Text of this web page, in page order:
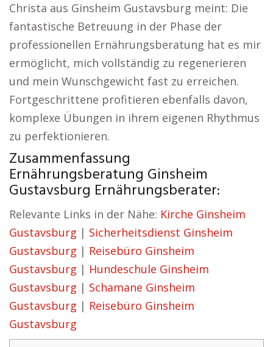
Christa aus Ginsheim Gustavsburg meint: Die
fantastische Betreuung in der Phase der
professionellen Ernährungsberatung hat es mir
ermöglicht, mich vollständig zu regenerieren
und mein Wunschgewicht fast zu erreichen.
Fortgeschrittene profitieren ebenfalls davon,
komplexe Übungen in ihrem eigenen Rhythmus
zu perfektionieren.
Zusammenfassung
Ernährungsberatung Ginsheim
Gustavsburg Ernährungsberater:
Relevante Links in der Nähe: Kirche Ginsheim
Gustavsburg | Sicherheitsdienst Ginsheim
Gustavsburg | Reisebüro Ginsheim
Gustavsburg | Hundeschule Ginsheim
Gustavsburg | Schamane Ginsheim
Gustavsburg | Reisebüro Ginsheim
Gustavsburg